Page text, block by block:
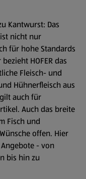
Kantwurst: Das
nicht nur
für hohe Standards
HOFER das
Fleisch- und
Hühnerfleisch aus
auch für
Auch das breite
Fisch und
offen. Hier
- von
bis hin zu